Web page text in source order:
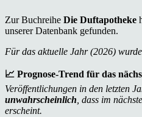
Zur Buchreihe Die Duftapotheke
unserer Datenbank gefunden.
Für das aktuelle Jahr (2026)
📈 Prognose-Trend für das
Veröffentlichungen in den letzten
unwahrscheinlich , dass im
erscheint.